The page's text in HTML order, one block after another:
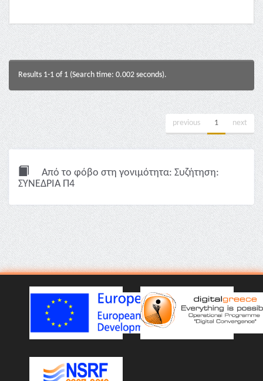
Results 1-1 of 1 (Search time: 0.002 seconds).
previous 1 next
Από το φόβο στη γονιμότητα: Συζήτηση:
ΣΥΝΕΔΡΙΑ Π4